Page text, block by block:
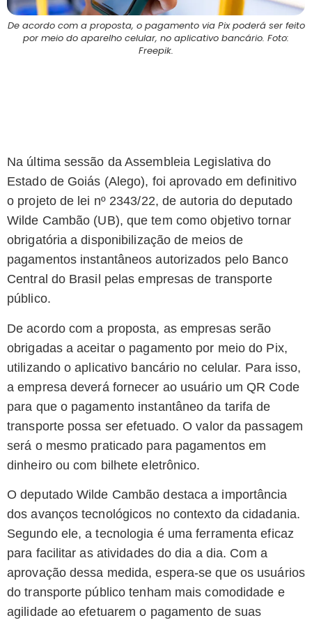
De acordo com a proposta, o pagamento via Pix poderá ser feito
por meio do aparelho celular, no aplicativo bancário. Foto:
Freepik.
Na última sessão da Assembleia Legislativa do
Estado de Goiás (Alego), foi aprovado em definitivo
o projeto de lei nº 2343/22, de autoria do deputado
Wilde Cambão (UB), que tem como objetivo tornar
obrigatória a disponibilização de meios de
pagamentos instantâneos autorizados pelo Banco
Central do Brasil pelas empresas de transporte
público.
De acordo com a proposta, as empresas serão
obrigadas a aceitar o pagamento por meio do Pix,
utilizando o aplicativo bancário no celular. Para isso,
a empresa deverá fornecer ao usuário um QR Code
para que o pagamento instantâneo da tarifa de
transporte possa ser efetuado. O valor da passagem
será o mesmo praticado para pagamentos em
dinheiro ou com bilhete eletrônico.
O deputado Wilde Cambão destaca a importância
dos avanços tecnológicos no contexto da cidadania.
Segundo ele, a tecnologia é uma ferramenta eficaz
para facilitar as atividades do dia a dia. Com a
aprovação dessa medida, espera-se que os usuários
do transporte público tenham mais comodidade e
agilidade ao efetuarem o pagamento de suas